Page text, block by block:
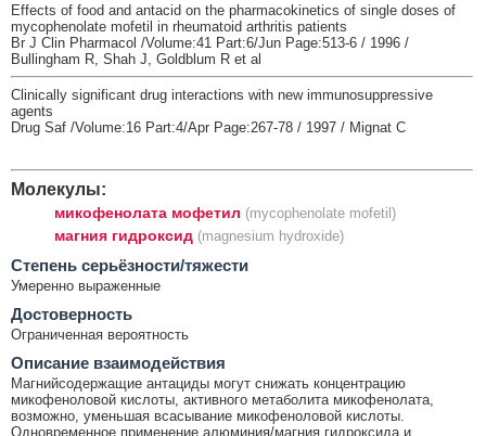
Effects of food and antacid on the pharmacokinetics of single doses of
mycophenolate mofetil in rheumatoid arthritis patients
Br J Clin Pharmacol /Volume:41 Part:6/Jun Page:513-6 / 1996 /
Bullingham R, Shah J, Goldblum R et al
Clinically significant drug interactions with new immunosuppressive
agents
Drug Saf /Volume:16 Part:4/Apr Page:267-78 / 1997 / Mignat C
Молекулы:
микофенолата мофетил (mycophenolate mofetil)
магния гидроксид (magnesium hydroxide)
Cтепень серьёзности/тяжести
Умеренно выраженные
Достоверность
Ограниченная вероятность
Описание взаимодействия
Магнийсодержащие антациды могут снижать концентрацию
микофеноловой кислоты, активного метаболита микофенолата,
возможно, уменьшая всасывание микофеноловой кислоты.
Одновременное применение алюминия/магния гидроксида и